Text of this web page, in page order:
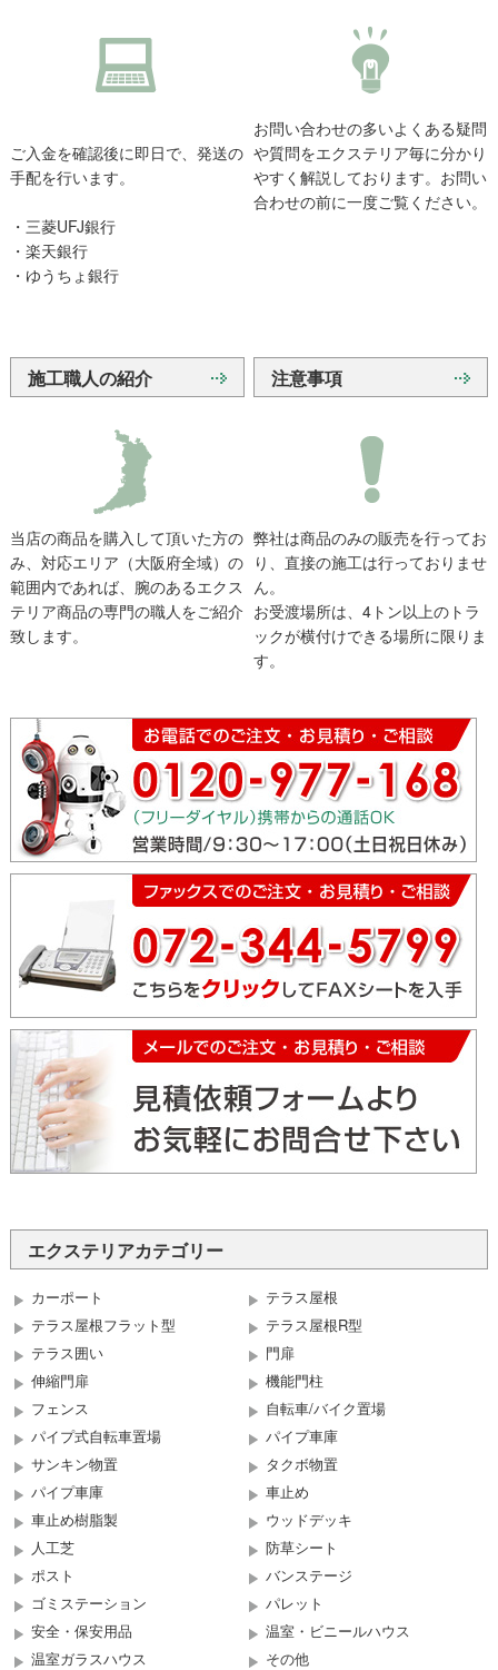
ご入金を確認後に即日で、発送の
手配を行います。
・三菱UFJ銀行
・楽天銀行
・ゆうちょ銀行
お問い合わせの多いよくある疑問
や質問をエクステリア毎に分かり
やすく解説しております。お問い
合わせの前に一度ご覧ください。
施工職人の紹介
当店の商品を購入して頂いた方の
み、対応エリア（大阪府全域）の
範囲内であれば、腕のあるエクス
テリア商品の専門の職人をご紹介
致します。
注意事項
弊社は商品のみの販売を行ってお
り、直接の施工は行っておりませ
ん。
お受渡場所は、4トン以上のトラ
ックが横付けできる場所に限りま
す。
エクステリアカテゴリー
カーポート
テラス屋根
テラス屋根フラット型
テラス屋根R型
テラス囲い
門扉
伸縮門扉
機能門柱
フェンス
自転車/バイク置場
パイプ式自転車置場
パイプ車庫
サンキン物置
タクボ物置
パイプ車庫
車止め
車止め樹脂製
ウッドデッキ
人工芝
防草シート
ポスト
バンステージ
ゴミステーション
パレット
安全・保安用品
温室・ビニールハウス
温室ガラスハウス
その他